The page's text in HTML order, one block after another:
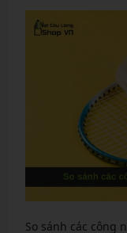
So sánh các công